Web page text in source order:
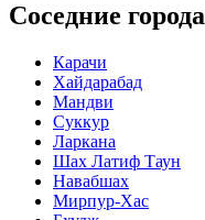
Соседние города
Карачи
Хайдарабад
Мандви
Суккур
Ларкана
Шах Латиф Таун
Навабшах
Мирпур-Хас